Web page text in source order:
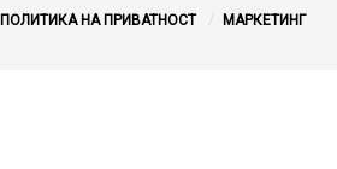
ПОЛИТИКА НА ПРИВАТНОСТ
МАРКЕТИНГ